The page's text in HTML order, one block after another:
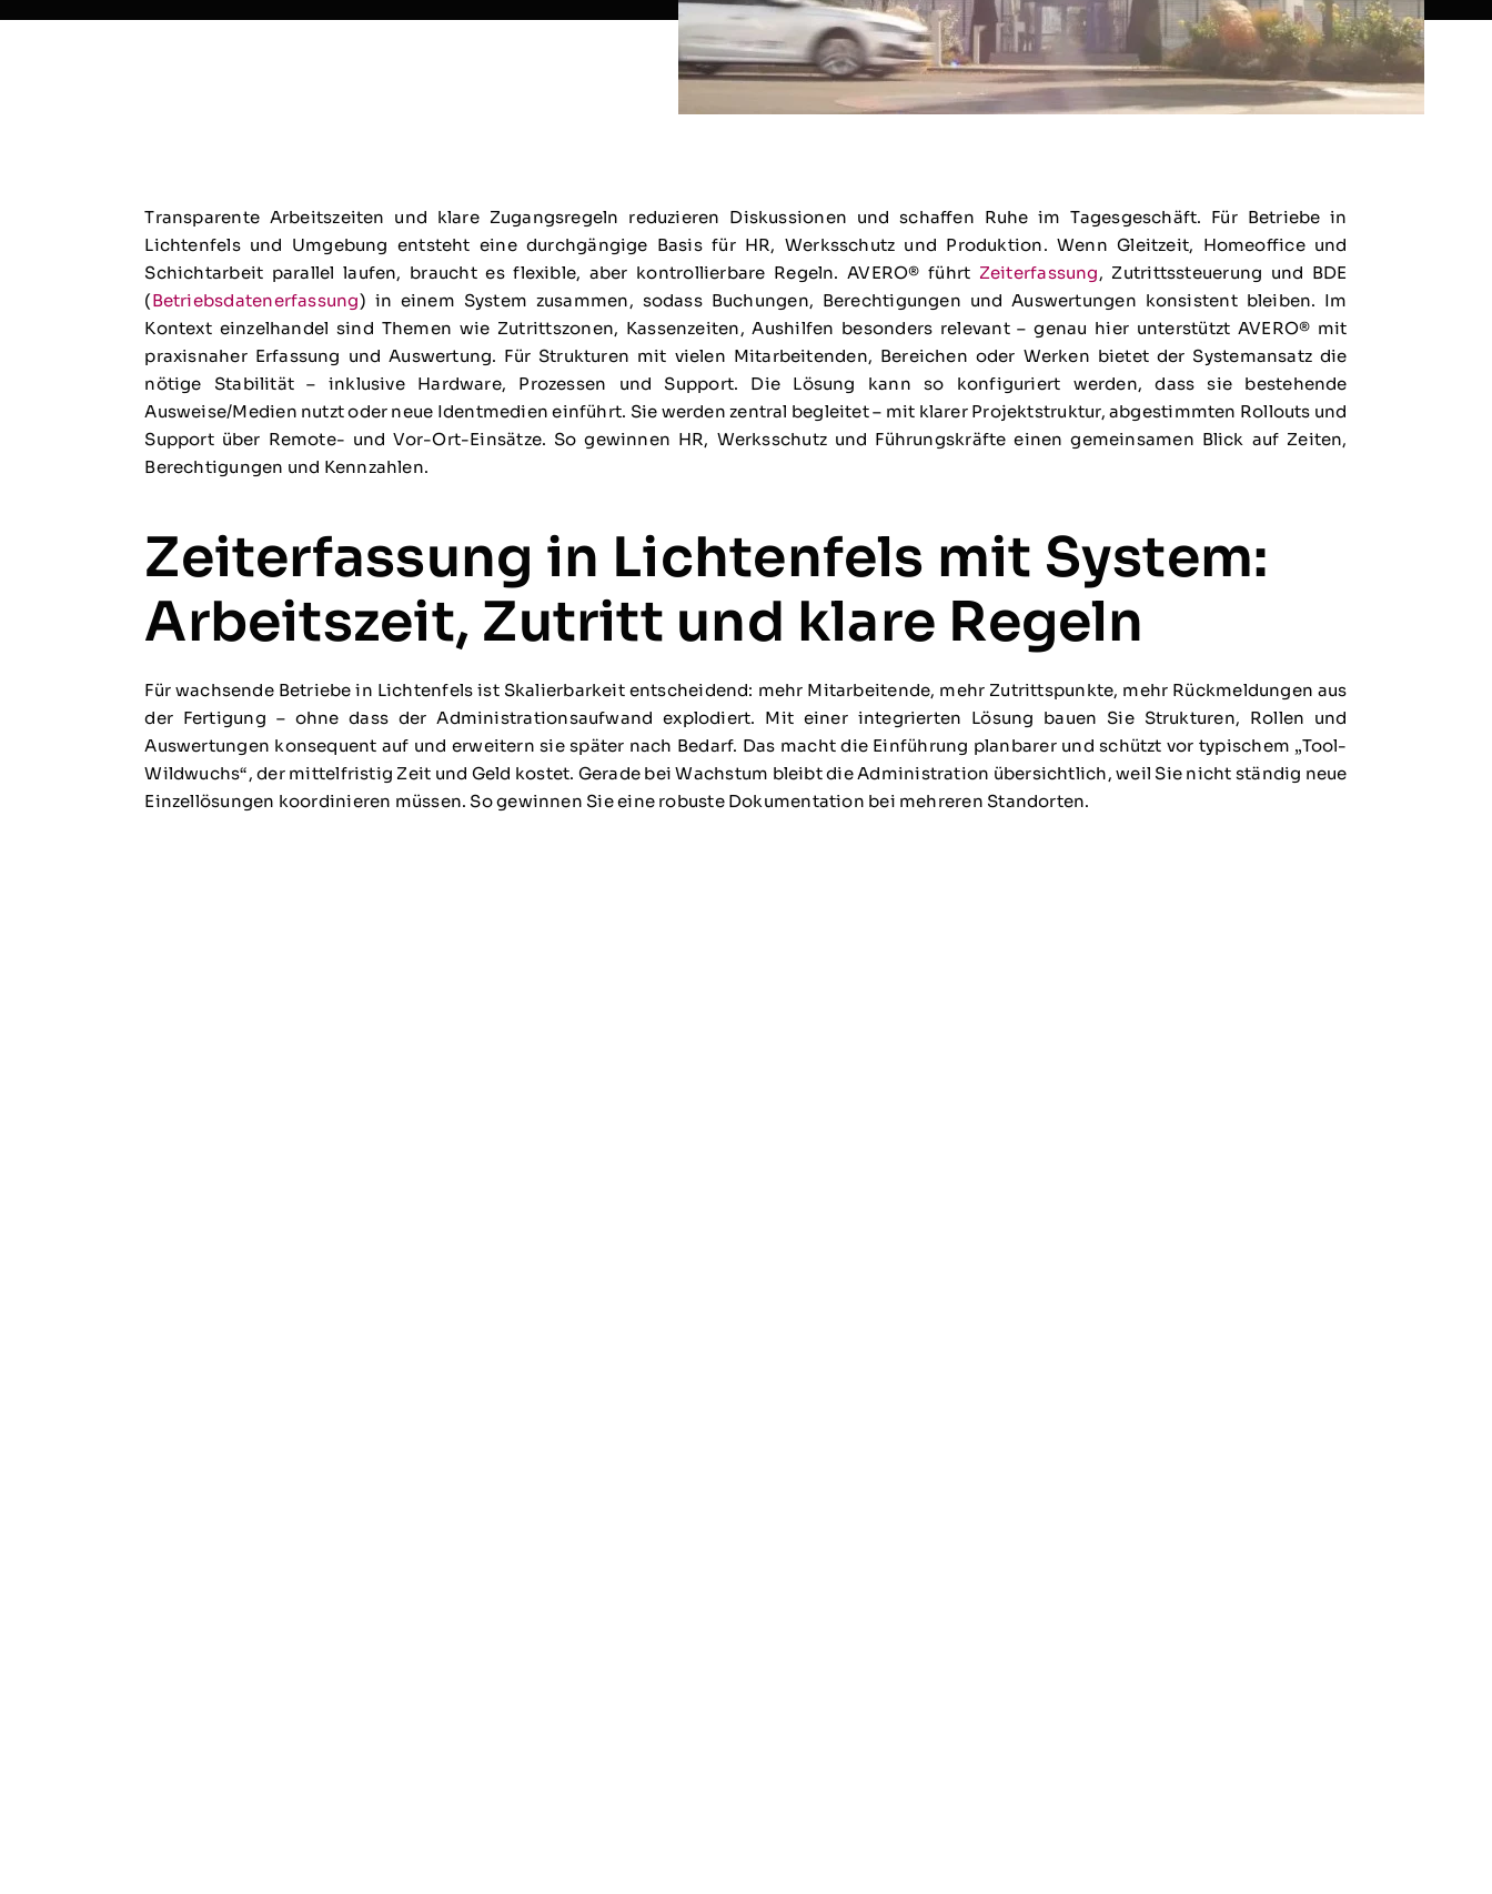
Transparente Arbeitszeiten und klare Zugangsregeln reduzieren Diskussionen und schaffen Ruhe im Tagesgeschäft. Für Betriebe in
Lichtenfels und Umgebung entsteht eine durchgängige Basis für HR, Werksschutz und Produktion. Wenn Gleitzeit, Homeoffice und
Schichtarbeit parallel laufen, braucht es flexible, aber kontrollierbare Regeln. AVERO® führt Zeiterfassung, Zutrittssteuerung und BDE
(Betriebsdatenerfassung) in einem System zusammen, sodass Buchungen, Berechtigungen und Auswertungen konsistent bleiben. Im
Kontext einzelhandel sind Themen wie Zutrittszonen, Kassenzeiten, Aushilfen besonders relevant – genau hier unterstützt AVERO® mit
praxisnaher Erfassung und Auswertung. Für Strukturen mit vielen Mitarbeitenden, Bereichen oder Werken bietet der Systemansatz die
nötige Stabilität – inklusive Hardware, Prozessen und Support. Die Lösung kann so konfiguriert werden, dass sie bestehende
Ausweise/Medien nutzt oder neue Identmedien einführt. Sie werden zentral begleitet – mit klarer Projektstruktur, abgestimmten Rollouts und
Support über Remote- und Vor-Ort-Einsätze. So gewinnen HR, Werksschutz und Führungskräfte einen gemeinsamen Blick auf Zeiten,
Berechtigungen und Kennzahlen.
Zeiterfassung in Lichtenfels mit System:
Arbeitszeit, Zutritt und klare Regeln
Für wachsende Betriebe in Lichtenfels ist Skalierbarkeit entscheidend: mehr Mitarbeitende, mehr Zutrittspunkte, mehr Rückmeldungen aus
der Fertigung – ohne dass der Administrationsaufwand explodiert. Mit einer integrierten Lösung bauen Sie Strukturen, Rollen und
Auswertungen konsequent auf und erweitern sie später nach Bedarf. Das macht die Einführung planbarer und schützt vor typischem „Tool-
Wildwuchs“, der mittelfristig Zeit und Geld kostet. Gerade bei Wachstum bleibt die Administration übersichtlich, weil Sie nicht ständig neue
Einzellösungen koordinieren müssen. So gewinnen Sie eine robuste Dokumentation bei mehreren Standorten.